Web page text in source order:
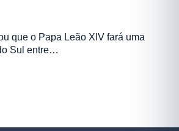
que o Papa Leão XIV fará uma
Sul entre…